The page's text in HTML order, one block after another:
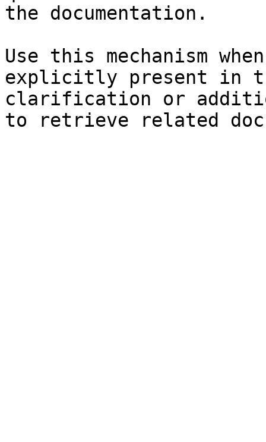
the documentation.
Use this mechanism
explicitly present in
clarification or